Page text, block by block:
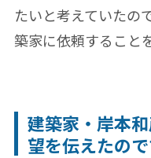
たいと考えていたの
築家に依頼すること
建築家・岸本
望を伝えたの